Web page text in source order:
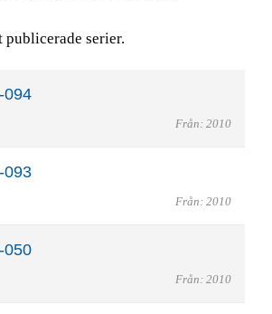
publicerade serier.
094
Från: 2010
093
Från: 2010
050
Från: 2010